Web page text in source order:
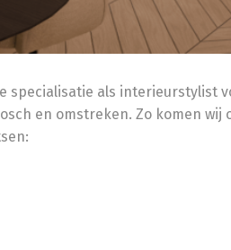
specialisatie als interieurstylist
en omstreken. Zo komen wij